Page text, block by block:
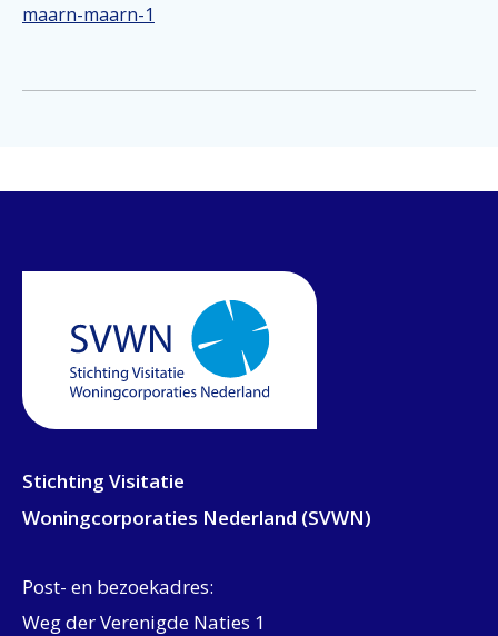
maarn-maarn-1
Stichting Visitatie
Woningcorporaties Nederland (SVWN)
Post- en bezoekadres:
Weg der Verenigde Naties 1